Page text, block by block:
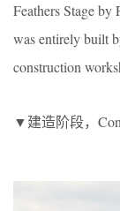
Feathers Stage
was entirely built
construction
▼建造阶段，